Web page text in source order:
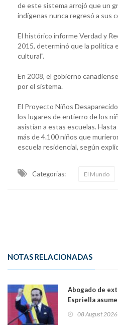
de este sistema arrojó que un
indígenas nunca regresó a sus
El histórico informe Verdad y
2015, determinó que la política
cultural".
En 2008, el gobierno
por el sistema.
El Proyecto Niños
los lugares de entierro de los
asistían a estas escuelas.
más de 4.100 niños que
escuela residencial, según
Categorias: El Mundo
NOTAS RELACIONADAS
Abogado de
Espriella
08 August 2026